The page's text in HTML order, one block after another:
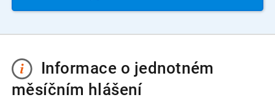
Informace o jednotném
měsíčním hlášení